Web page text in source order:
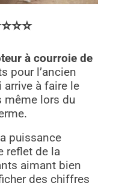
⭐
à courroie de
pour l’ancien
arrive à faire le
même lors du
puissance
reflet de la
aimant bien
des chiffres